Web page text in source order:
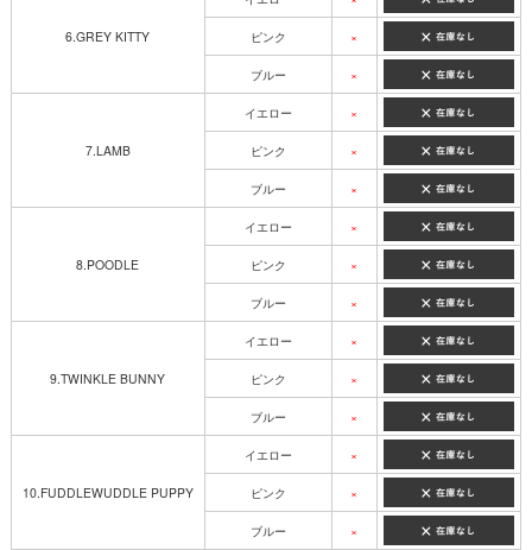
6.GREY KITTY ピンク ×
ブルー ×
7.LAMB
イエロー ×
ピンク ×
ブルー ×
8.POODLE
イエロー ×
ピンク ×
ブルー ×
9.TWINKLE BUNNY
イエロー ×
ピンク ×
ブルー ×
10.FUDDLEWUDDLE PUPPY
イエロー ×
ピンク ×
ブルー ×